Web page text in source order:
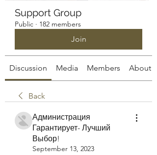
Support Group
Public · 182 members
Join
Discussion Media Members About
Back
Администрация
Гарантирует- Лучший
Выбор!
September 13, 2023